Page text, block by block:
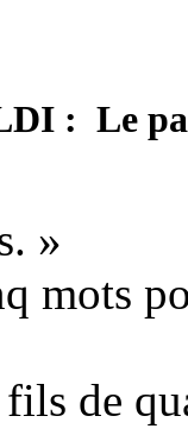
: Le
»
mots
de